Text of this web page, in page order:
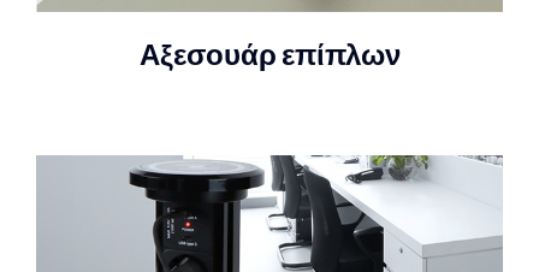
Αξεσουάρ επίπλων